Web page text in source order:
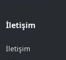
İletişim
İletişim